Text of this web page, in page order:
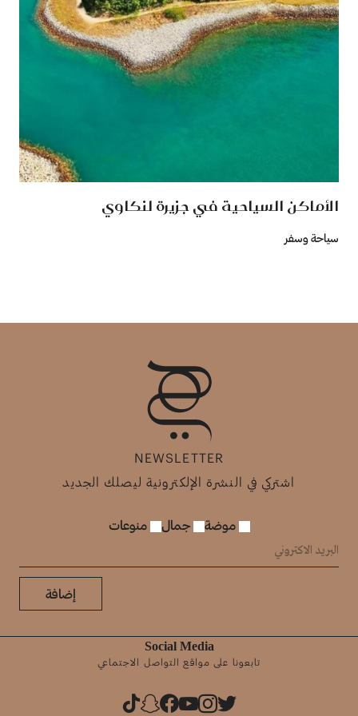
الأماكن السياحية في جزيرة لنكاوي
سياحة وسفر
NEWSLETTER
اشتركي في النشرة الإلكترونية ليصلك الجديد
موضة جمال منوعات
إضافة
Social Media
تابعونا على مواقع التواصل الاجتماعي